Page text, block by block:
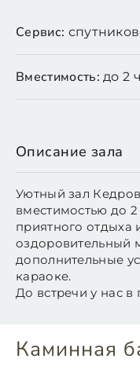
Сервис:
Вместимость: до 2
Описание зала
Уютный зал
вместимостью до
приятного отдыха
оздоровительный
дополнительные
караоке.
До встречи у нас в
Каминная